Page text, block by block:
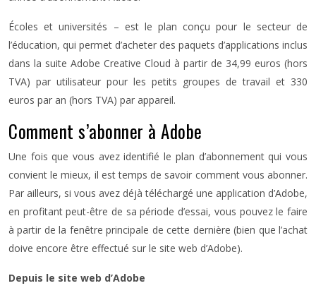
Écoles et universités – est le plan conçu pour le secteur de
l’éducation, qui permet d’acheter des paquets d’applications inclus
dans la suite Adobe Creative Cloud à partir de 34,99 euros (hors
TVA) par utilisateur pour les petits groupes de travail et 330
euros par an (hors TVA) par appareil.
Comment s’abonner à Adobe
Une fois que vous avez identifié le plan d’abonnement qui vous
convient le mieux, il est temps de savoir comment vous abonner.
Par ailleurs, si vous avez déjà téléchargé une application d’Adobe,
en profitant peut-être de sa période d’essai, vous pouvez le faire
à partir de la fenêtre principale de cette dernière (bien que l’achat
doive encore être effectué sur le site web d’Adobe).
Depuis le site web d’Adobe